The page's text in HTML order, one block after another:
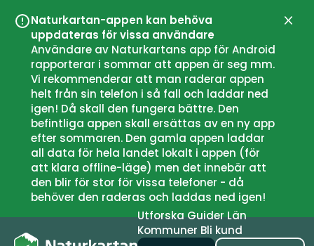
Naturkartan-appen kan behöva
uppdateras för vissa användare
Användare av Naturkartans app för Android
rapporterar i sommar att appen är seg mm.
Vi rekommenderar att man raderar appen
helt från sin telefon i så fall och laddar ned
igen! Då skall den fungera bättre. Den
befintliga appen skall ersättas av en ny app
efter sommaren. Den gamla appen laddar
all data för hela landet lokalt i appen (för
att klara offline-läge) men det innebär att
den blir för stor för vissa telefoner - då
behöver den raderas och laddas ned igen!
UtforskaGuiderLän
Kommuner Bli kund